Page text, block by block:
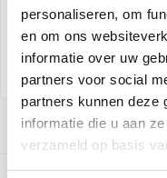
personaliseren, om
en om ons
informatie over uw
partners voor social
partners kunnen deze
informatie die u aan
verzameld op basis
Prachtig glaskunst object
'Vuur' uit de serie 4